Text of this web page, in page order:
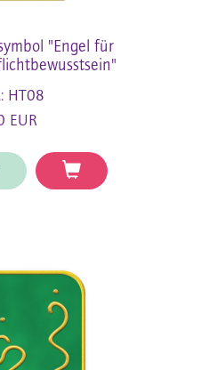
"Engel für
HT08
EUR